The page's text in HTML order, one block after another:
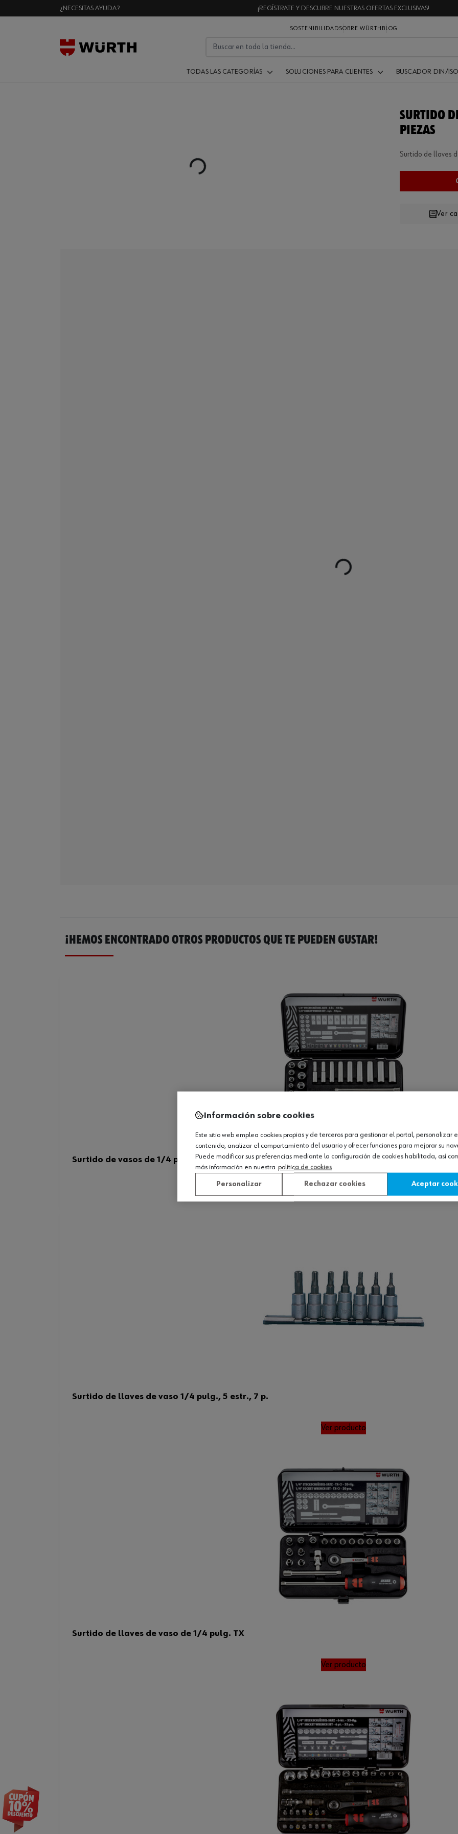
¿NECESITAS AYUDA? ¡REGÍSTRATE Y DESCUBRE NUESTRAS OFERTAS EXCLUSIVAS!
SOSTENIBILIDADSOBRE WÜRTH BLOG
TODAS LAS CATEGORÍAS SOLUCIONES PARA CLIENTES BUSCADOR DIN/ISO
Loading...
SURTIDO
PIEZAS
Surtido de llaves
Ver
¡HEMOS ENCONTRADO OTROS PRODUCTOS QUE TE PUEDEN GUSTAR!
Surtido de vasos de 1/4 pulgada, 42 piezas
Surtido de llaves de vaso 1/4 pulg., 5 estr., 7 p.
Ver producto
Surtido de llaves de vaso de 1/4 pulg. TX
Ver producto
Información sobre cookies
Este sitio web emplea cookies propias y de terceros para gestionar el portal, personalizar
contenido, analizar el comportamiento del usuario y ofrecer funciones para mejorar su
Puede modificar sus preferencias mediante la configuración de cookies habilitada, así
más información en nuestra política de cookies
Personalizar Rechazar cookies Aceptar